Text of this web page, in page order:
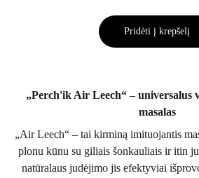
Pridėti į krepšelį
„Perch'ik Air Leech“ – universalus
masalas
„Air Leech“ – tai kirminą imituojantis
plonu kūnu su giliais šonkauliais ir itin
natūralaus judėjimo jis efektyviai